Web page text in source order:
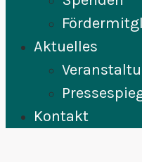
Aktuelles
Kontakt